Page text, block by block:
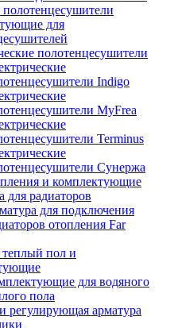
для
полотенцесушители
Indigo
MyFrea
Terminus
Сунержа
и комплектующие
для радиаторов
для подключения
отопления Far
пол и
для водяного
пола
регулирующая арматура